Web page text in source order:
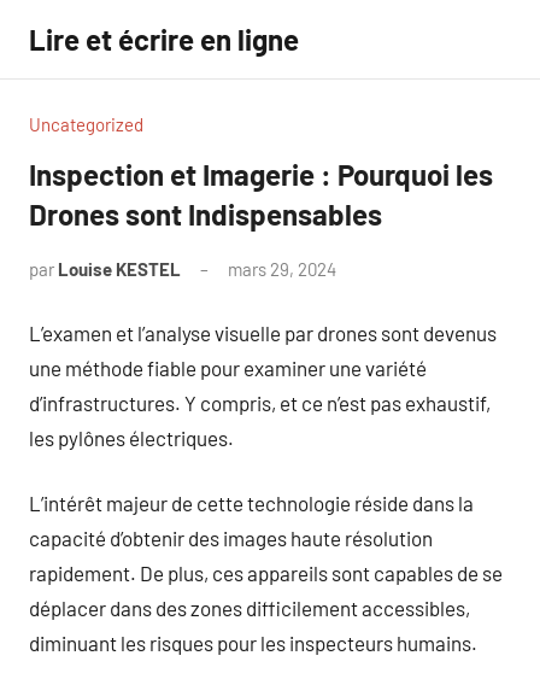
contenu
Lire et écrire en ligne
Uncategorized
Inspection et Imagerie : Pourquoi les
Drones sont Indispensables
par Louise KESTEL mars 29, 2024
L’examen et l’analyse visuelle par drones sont devenus
une méthode fiable pour examiner une variété
d’infrastructures. Y compris, et ce n’est pas exhaustif,
les pylônes électriques.
L’intérêt majeur de cette technologie réside dans la
capacité d’obtenir des images haute résolution
rapidement. De plus, ces appareils sont capables de se
déplacer dans des zones difficilement accessibles,
diminuant les risques pour les inspecteurs humains.